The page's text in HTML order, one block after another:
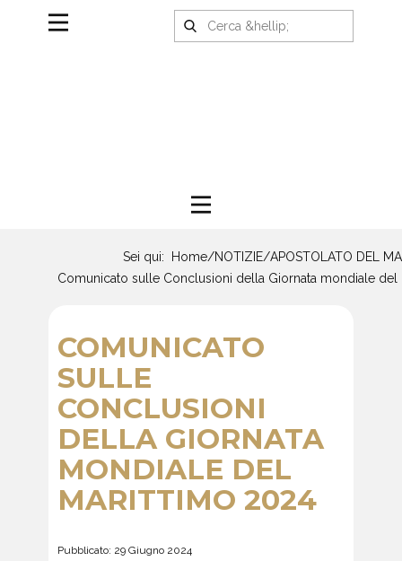
Sei qui: Home/NOTIZIE/APOSTOLATO DEL
Comunicato sulle Conclusioni della Giornata mondiale del
COMUNICATO
SULLE
CONCLUSIONI
DELLA GIORNATA
MONDIALE DEL
MARITTIMO 2024
Pubblicato: 29 Giugno 2024